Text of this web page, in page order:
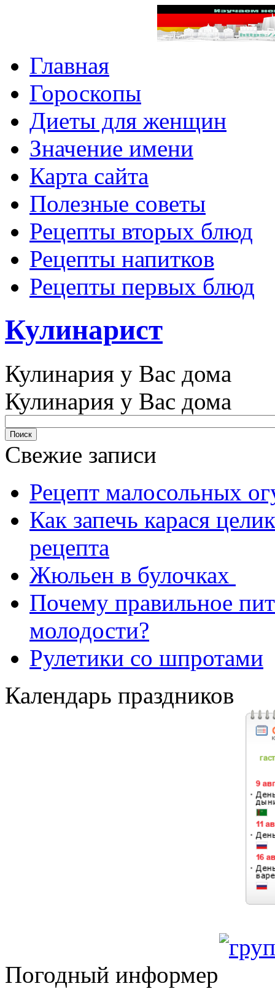
Главная
Гороскопы
Диеты для женщин
Значение имени
Карта сайта
Полезные советы
Рецепты вторых блюд
Рецепты напитков
Рецепты первых блюд
Кулинарист
Кулинария у Вас дома
Кулинария у Вас дома
Свежие записи
Рецепт малосольных
Как запечь карася
рецепта
Жюльен в булочках
Почему правильное
молодости?
Рулетики со шпротами
Календарь праздников
Погодный информер